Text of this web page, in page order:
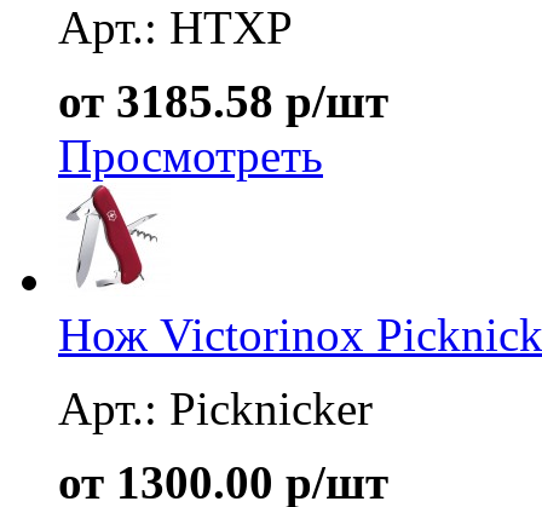
Арт.: HTXP
от 3185.58 р/шт
Просмотреть
Нож Victorinox
Арт.: Picknicker
от 1300.00 р/шт